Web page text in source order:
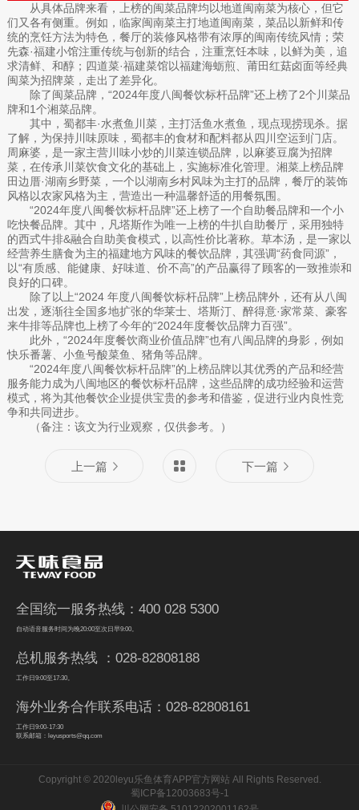
从具体品牌来看，上榜的闽菜品牌均以地道闽南菜为核心，但它
们又各有侧重。例如，临家闽南菜主打地道闽南菜，菜品以新鲜和传
统的烹饪方法为特色，餐厅的装修风格带有浓厚的闽南传统风情；荣
先森·福建小馆注重传统与创新的结合，注重烹饪本味，以鲜为美，追
求清鲜、和醇；四道菜·福建菜馆以福建海蛎煎、莆田红菇卤面等经典
闽菜为招牌菜，走出了差异化。
除了闽菜品牌，“2024年度八闽餐饮标杆品牌”还上榜了2个川菜品
牌和1个湘菜品牌。
其中，蜀都丰·水煮鱼川菜，主打活鱼水煮鱼，现点现捞现杀。据
了解，为保持川味原味，蜀都丰的食材和配料都从四川空运到门店。
周麻婆，是一家主营川味小炒的川菜连锁品牌，以麻婆豆腐为招牌
菜，在传承川菜饮食文化的基础上，实施标准化管理。湘菜上榜品牌
田边厝·湖南乡野菜，一个以湖南乡村风味为主打的品牌，餐厅的装饰
风格以农家风格为主，营造出一种温馨舒适的用餐氛围。
“2024年度八闽餐饮标杆品牌”还上榜了一个自助餐品牌和一个小
吃快餐品牌。其中，凡塔斯作为唯一上榜的牛扒自助餐厅，采用独特
的西式牛排&融合自助美食模式，以高性价比著称。草本汤，是一家以
经营养生膳食为主的福建地方风味的餐饮品牌，其强调“药食同源”，
以“有质感、能健康、好味道、价不高”的产品赢得了顾客的一致推崇和
良好的口碑。
除了以上“2024 年度八闽餐饮标杆品牌”上榜品牌外，还有从八闽
出发，逐渐往全国多地扩张的华莱士、塔斯汀、醉得意·家常菜、豪客
来牛排等品牌也上榜了今年的“2024年度餐饮品牌力百强”。
此外，“2024年度餐饮商业价值品牌”也有八闽品牌的身影，例如
快乐番薯、小鱼号酸菜鱼、猪角等品牌。
“2024年度八闽餐饮标杆品牌”的上榜品牌以其优秀的产品和经营
服务能力成为八闽地区的餐饮标杆品牌，这些品牌的成功经验和运营
模式，将为其他餐饮企业提供宝贵的参考和借鉴，促进行业内良性竞
争和共同进步。
（备注：该文为行业观察，仅供参考。）
上一篇 下一篇
全国统一服务热线：400 028 5300
自动语音服务时间为晚20:00至次日早9:00。
总机服务热线 ：028-82808188
工作日9:00至17:30。
海外业务合作联系电话：028-82808161
工作日9:00-17:30
联系邮箱：leyusports@qq.com
Copyright © 2020leyu乐鱼体育APP官方网站 All Rights Reserved.
蜀ICP备12003683号-1